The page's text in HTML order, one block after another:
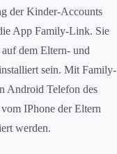
der Kinder-Accounts
App Family-Link. Sie
dem Eltern- und
sein. Mit Family-
Android Telefon des
IPhone der Eltern
werden.